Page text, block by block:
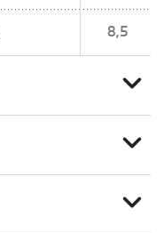
8,5
expand_more
expand_more
expand_more